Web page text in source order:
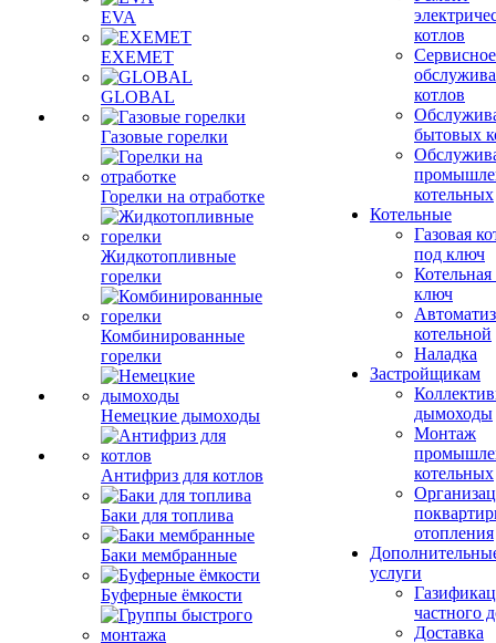
EVA
EXEMET
GLOBAL
Газовые горелки
Горелки на отработке
Жидкотопливные
горелки
Комбинированные
горелки
Немецкие дымоходы
Антифриз для котлов
Баки для топлива
Баки мембранные
Буферные ёмкости
котлов
Сервисное
котлов
бытовых
котельных
Котельные
Газовая
под ключ
ключ
котельной
Наладка
Застройщикам
дымоходы
Монтаж
котельных
отопления
услуги
частного
Доставка